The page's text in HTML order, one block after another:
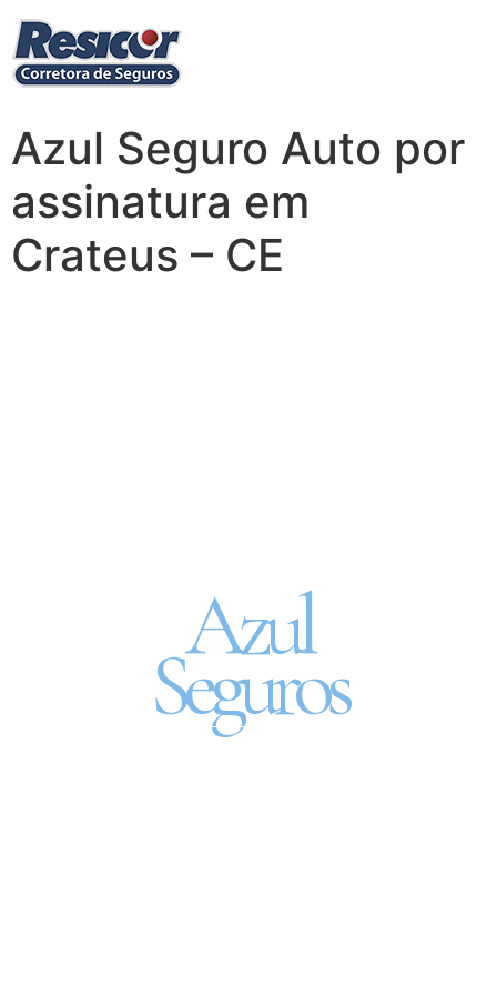
Azul Seguro Auto por
assinatura em
Crateus – CE
Azul
Seguros